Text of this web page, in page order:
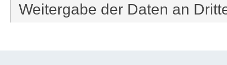
Weitergabe der Daten an